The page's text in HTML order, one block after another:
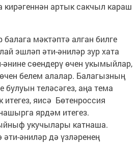
кирәгеннән артык сакчыл караш
балага мәктәптә алган билге
эшләп әти-әниләр зур хата
сөендерү өчен укымыйлар,
белем алалар. Балагызның
булуын теләсәгез, аңа тема
итегез, яисә Бөтенроссия
ярдәм итегез.
укучылары катнаша.
әниләр дә үзләренең